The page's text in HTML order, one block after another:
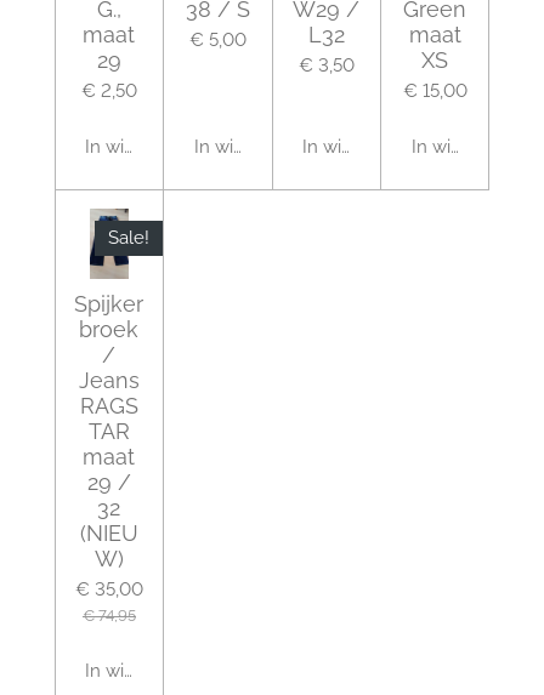
G.,
maat
29
€ 2,50
In winkelwagen
38 / S
€ 5,00
In winkelwagen
W29 /
L32
€ 3,50
In winkelwagen
Green
maat
XS
€ 15,00
In winkelwagen
Sale!
Spijker
broek
/
Jeans
RAGS
TAR
maat
29 /
32
(NIEU
W)
€ 35,00
€ 74,95
In winkelwagen